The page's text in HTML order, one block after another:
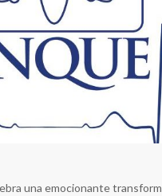
una emocionante